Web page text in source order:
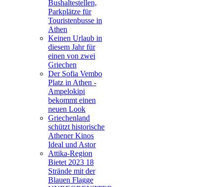
Bushaltestellen,
Parkplätze für
Touristenbusse in
Athen
Keinen Urlaub in
diesem Jahr für
einen von zwei
Griechen
Der Sofia Vembo
Platz in Athen -
Ampelokipi
bekommt einen
neuen Look
Griechenland
schützt historische
Athener Kinos
Ideal und Astor
Attika-Region
Bietet 2023 18
Strände mit der
Blauen Flagge